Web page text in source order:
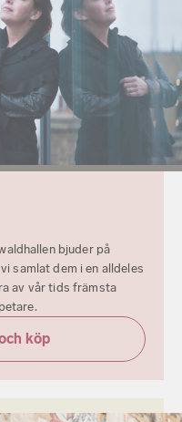
bjuder på
samlat dem i en alldeles
av vår tids främsta
köp